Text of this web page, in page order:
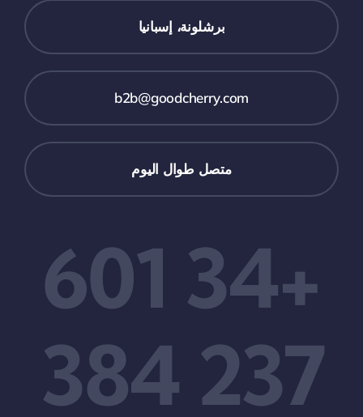
برشلونة، إسبانيا
b2b@goodcherry.com
متصل طوال اليوم
+34 601
237 384